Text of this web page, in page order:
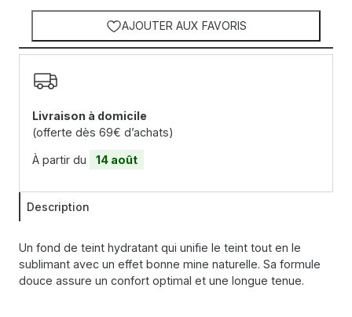
AJOUTER AUX FAVORIS
Livraison à domicile
(offerte dès 69€ d’achats)
À partir du 14 août
Description
Un fond de teint hydratant qui unifie le teint tout en le
sublimant avec un effet bonne mine naturelle. Sa formule
douce assure un confort optimal et une longue tenue.